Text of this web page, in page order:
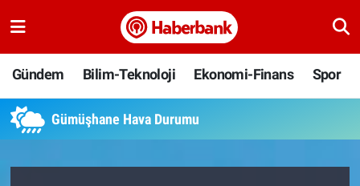
Gündem Bilim-Teknoloji Ekonomi-Finans Spor
Gümüşhane Hava Durumu
Bilim-Teknoloji
Ekonomi-Finans
Hava Durumu
Namaz Vakitleri